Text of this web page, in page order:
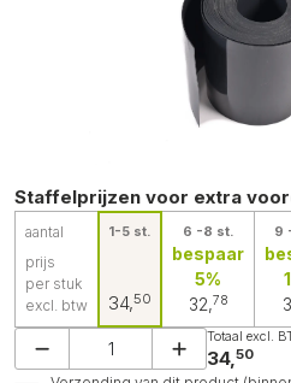
Staffelprijzen voor extra
aantal
prijs
per stuk
excl. btw
1-5 st.
34,50
6 -8 st.
bespaar
5%
32,78
9
Totaal excl.
34, 50